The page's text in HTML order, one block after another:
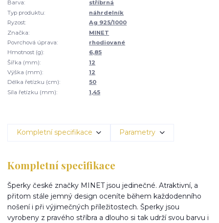
Barva:
stříbrná
Typ produktu:
náhrdelník
Ryzost:
Ag 925/1000
Značka:
MINET
Povrchová úprava:
rhodiované
Hmotnost (g):
6,85
Šířka (mm):
12
Výška (mm):
12
Délka řetízku (cm):
50
Síla řetízku (mm):
1,45
Kompletní specifikace Parametry
Kompletní specifikace
Šperky české značky MINET jsou jedinečné. Atraktivní, a
přitom stále jemný design oceníte během každodenního
nošení i při výjimečných příležitostech. Šperky jsou
vyrobeny z pravého stříbra a dlouho si tak udrží svou barvu i